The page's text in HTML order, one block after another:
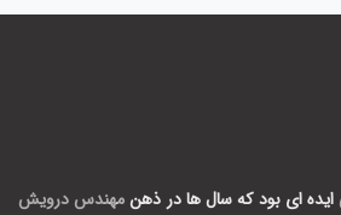
ایده ای بود که سال ها در ذهنمهندس درویش